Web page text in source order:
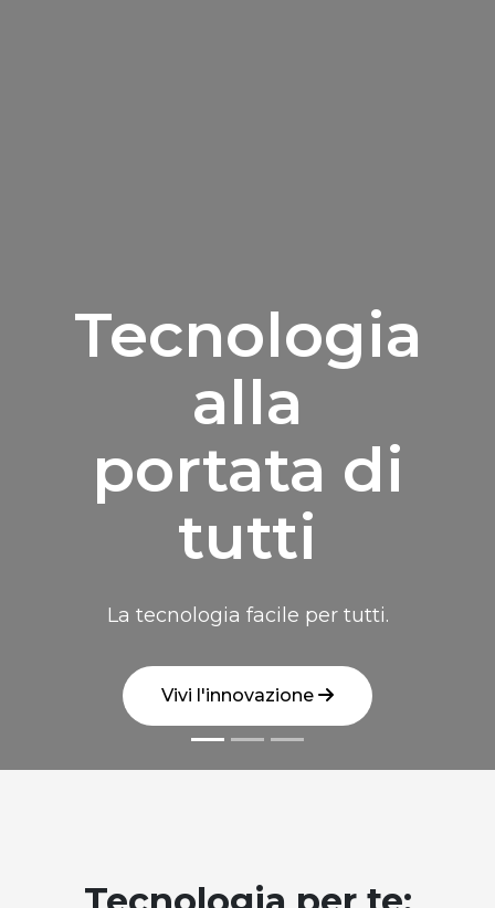
Tecnologia
alla
portata di
tutti
La tecnologia facile per tutti.
Vivi l'innovazione